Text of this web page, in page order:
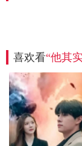
喜欢看“他其